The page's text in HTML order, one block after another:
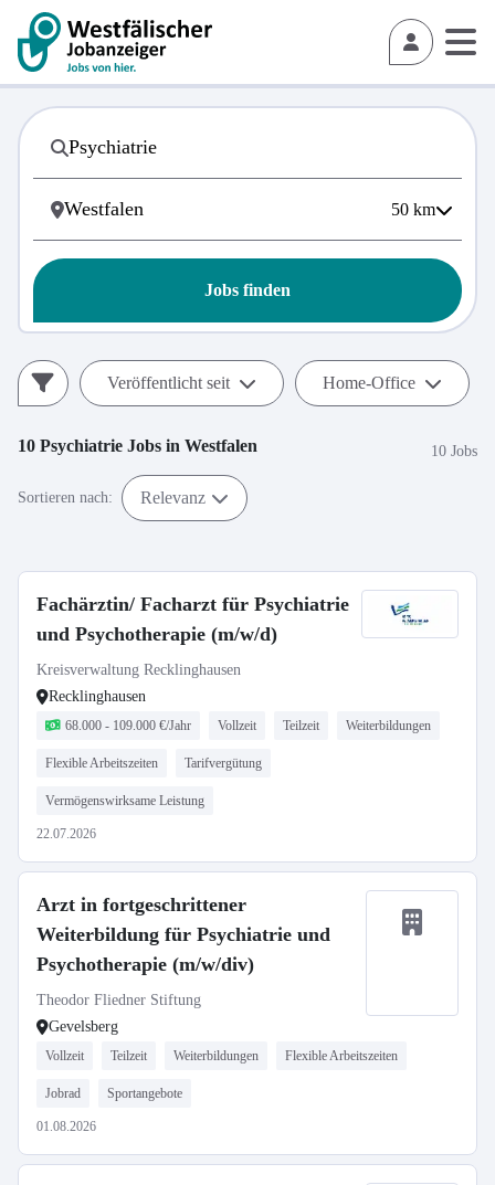
50 km
Jobs finden
Veröffentlicht seit Home-Office
10 Psychiatrie Jobs in Westfalen 10 Jobs
Sortieren nach: Relevanz
Fachärztin/ Facharzt für Psychiatrie
und Psychotherapie (m/w/d)
Kreisverwaltung Recklinghausen
Recklinghausen
68.000 - 109.000 €/Jahr Vollzeit Teilzeit Weiterbildungen
Flexible Arbeitszeiten Tarifvergütung
Vermögenswirksame Leistung
22.07.2026
Arzt in fortgeschrittener
Weiterbildung für Psychiatrie und
Psychotherapie (m/w/div)
Theodor Fliedner Stiftung
Gevelsberg
Vollzeit Teilzeit Weiterbildungen Flexible Arbeitszeiten
Jobrad Sportangebote
01.08.2026